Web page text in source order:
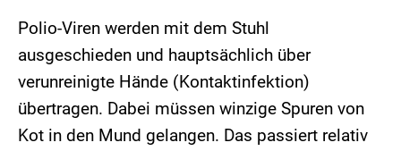
Polio-Viren werden mit dem Stuhl
ausgeschieden und hauptsächlich über
verunreinigte Hände (Kontaktinfektion)
übertragen. Dabei müssen winzige Spuren von
Kot in den Mund gelangen. Das passiert relativ